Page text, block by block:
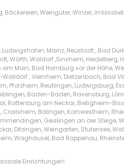
Weingüter, Winzer,
Mainz, Neustadt , Bad
Wörth, Waldorf ,Sinsheim, Heidelberg,
Main, Bad Homburg vor der Höhe,
, Viernheim, Dietzenbach, Bad
Pforzheim, Reutlingen, Ludwigsburg,
Baden-Baden, Ravensburg,
Rottenburg am Neckar, Bietigheim-
Balingen, Kornwestheim,
Geislingen an der Steige,
Ditzingen, Weingarten, Stutensee,
Waghäusel, Bad Rappenau,
Einrichtungen!